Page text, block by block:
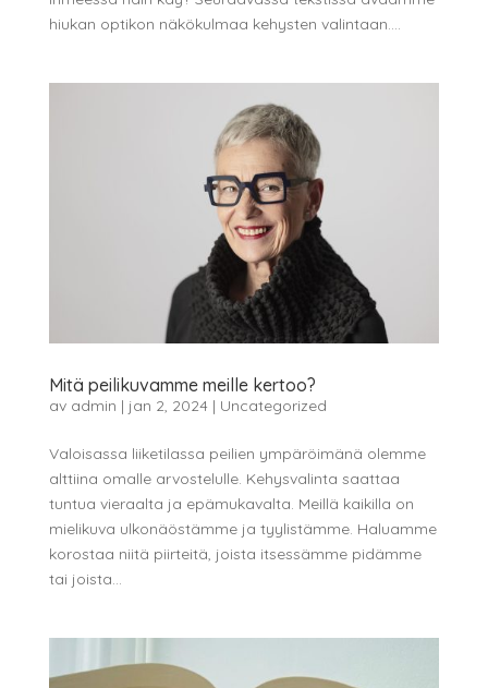
hiukan optikon näkökulmaa kehysten valintaan....
Mitä peilikuvamme meille kertoo?
av admin | jan 2, 2024 | Uncategorized
Valoisassa liiketilassa peilien ympäröimänä olemme
alttiina omalle arvostelulle. Kehysvalinta saattaa
tuntua vieraalta ja epämukavalta. Meillä kaikilla on
mielikuva ulkonäöstämme ja tyylistämme. Haluamme
korostaa niitä piirteitä, joista itsessämme pidämme
tai joista...